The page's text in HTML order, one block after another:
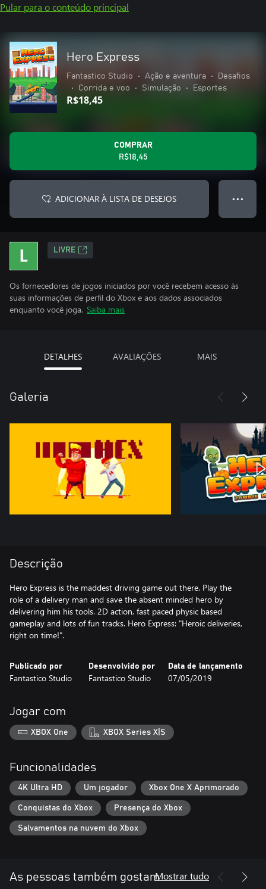
Pular para o conteúdo principal
Hero Express
Fantastico Studio • Ação e aventura •
Desafios
•
Corrida e voo • Simulação • Esportes
R$18,45
COMPRAR
R$18,45
ADICIONAR À LISTA DE DESEJOS ● ● ●
LIVRE
Os fornecedores de jogos iniciados por você recebem acesso às
suas informações de perfil do Xbox e aos dados associados
enquanto você joga. Saiba mais
DETALHES AVALIAÇÕES MAIS
Galeria
Descrição
Hero Express is the maddest driving game out there. Play the
role of a delivery man and save the absent minded hero by
delivering him his tools. 2D action, fast paced physic based
gameplay and lots of fun tracks. Hero Express: "Heroic deliveries,
right on time!".
Publicado por
Fantastico Studio
Desenvolvido por
Fantastico Studio
Data de lançamento
07/05/2019
Jogar com
XBOX One XBOX Series X|S
Funcionalidades
4K Ultra HD Um jogador Xbox One X Aprimorado
Conquistas do Xbox Presença do Xbox
Salvamentos na nuvem do Xbox
As pessoas também gostamMostrar tudo